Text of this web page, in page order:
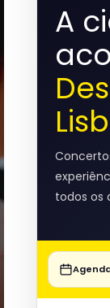
A
todos os